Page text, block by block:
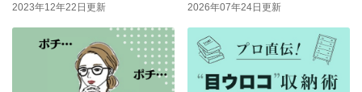
2023年12年22日更新 2026年07年24日更新